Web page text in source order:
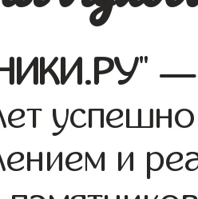
" —
и